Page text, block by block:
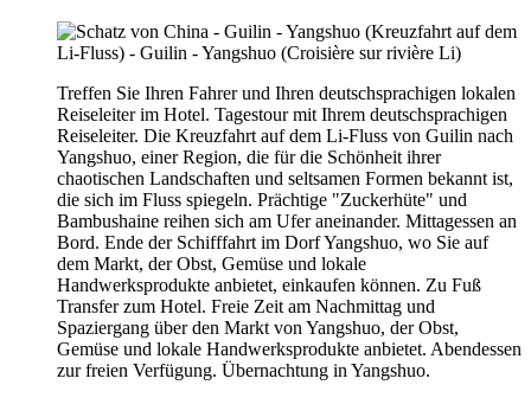
Treffen Sie Ihren Fahrer und Ihren deutschsprachigen lokalen
Reiseleiter im Hotel. Tagestour mit Ihrem deutschsprachigen
Reiseleiter. Die Kreuzfahrt auf dem Li-Fluss von Guilin nach
Yangshuo, einer Region, die für die Schönheit ihrer
chaotischen Landschaften und seltsamen Formen bekannt ist,
die sich im Fluss spiegeln. Prächtige "Zuckerhüte" und
Bambushaine reihen sich am Ufer aneinander. Mittagessen an
Bord. Ende der Schifffahrt im Dorf Yangshuo, wo Sie auf
dem Markt, der Obst, Gemüse und lokale
Handwerksprodukte anbietet, einkaufen können. Zu Fuß
Transfer zum Hotel. Freie Zeit am Nachmittag und
Spaziergang über den Markt von Yangshuo, der Obst,
Gemüse und lokale Handwerksprodukte anbietet. Abendessen
zur freien Verfügung. Übernachtung in Yangshuo.